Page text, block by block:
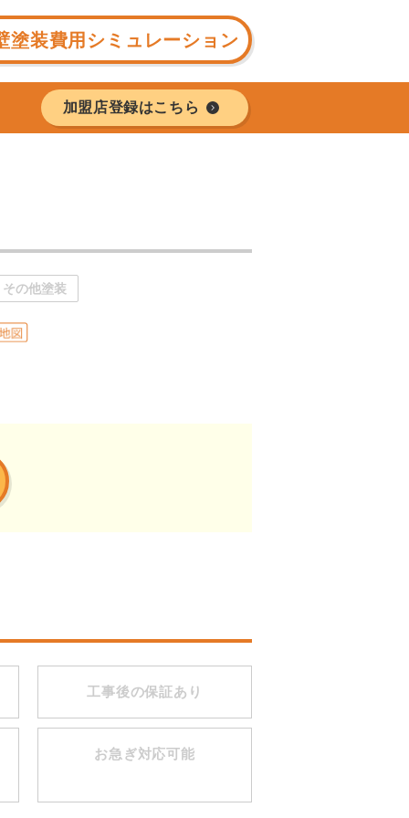
塗装費用シミュレーション
加盟店登録はこちら
その他塗装
工事後の保証あり
お急ぎ対応可能